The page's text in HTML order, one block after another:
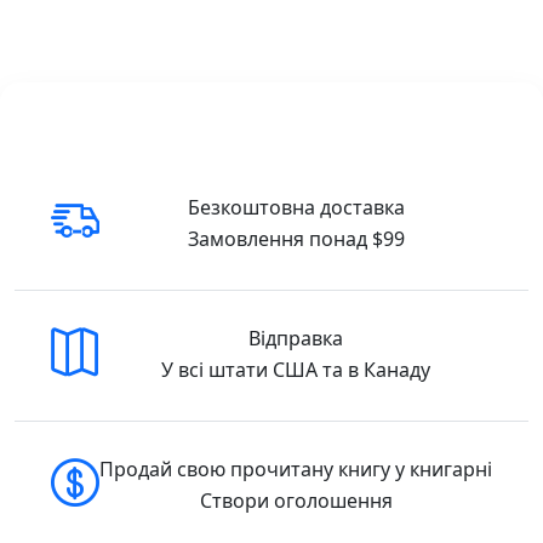
Безкоштовна доставка
Замовлення понад $99
Відправка
У всі штати США та в Канаду
Продай свою прочитану книгу у книгарні
Створи оголошення